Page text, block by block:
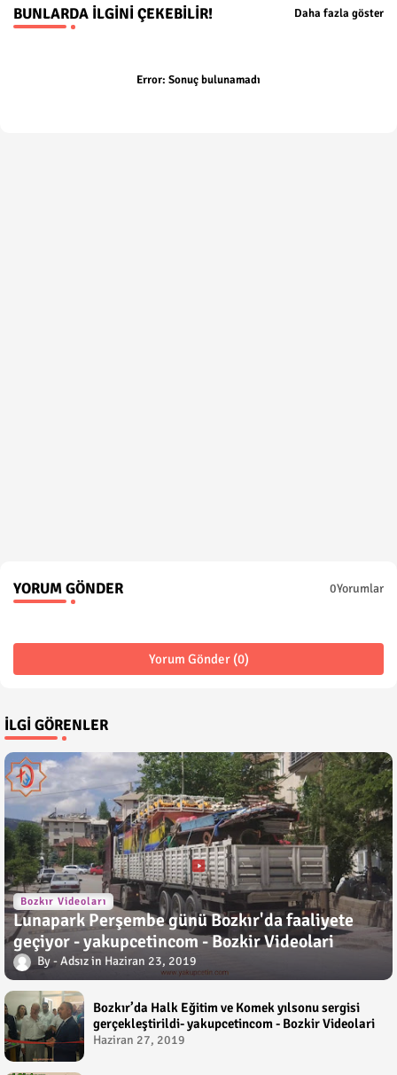
BUNLARDA İLGINI ÇEKEBILIR! Daha fazla göster
Error: Sonuç bulunamadı
YORUM GÖNDER 0Yorumlar
Yorum Gönder (0)
İLGI GÖRENLER
Bozkır Videoları
Lunapark Perşembe günü Bozkır'da faaliyete
geçiyor - yakupcetincom - Bozkir Videolari
Adsız Haziran 23, 2019
Bozkır’da Halk Eğitim ve Komek yılsonu sergisi
gerçekleştirildi- yakupcetincom - Bozkir Videolari
Haziran 27, 2019